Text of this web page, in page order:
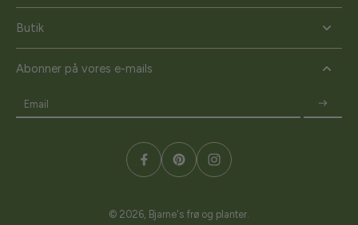
Butik
Abonner på vores e-mails
Email
© 2026, Bjarne's frø og planter.